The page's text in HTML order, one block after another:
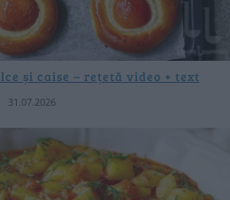
și caise – rețetă video + text
31.07.2026